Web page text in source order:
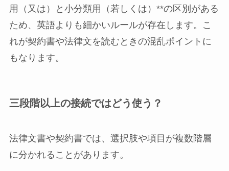
用（又は）と小分類用（若しくは）**の区別がある
ため、英語よりも細かいルールが存在します。こ
れが契約書や法律文を読むときの混乱ポイントに
もなります。
三段階以上の接続ではどう使う？
法律文書や契約書では、選択肢や項目が複数階層
に分かれることがあります。